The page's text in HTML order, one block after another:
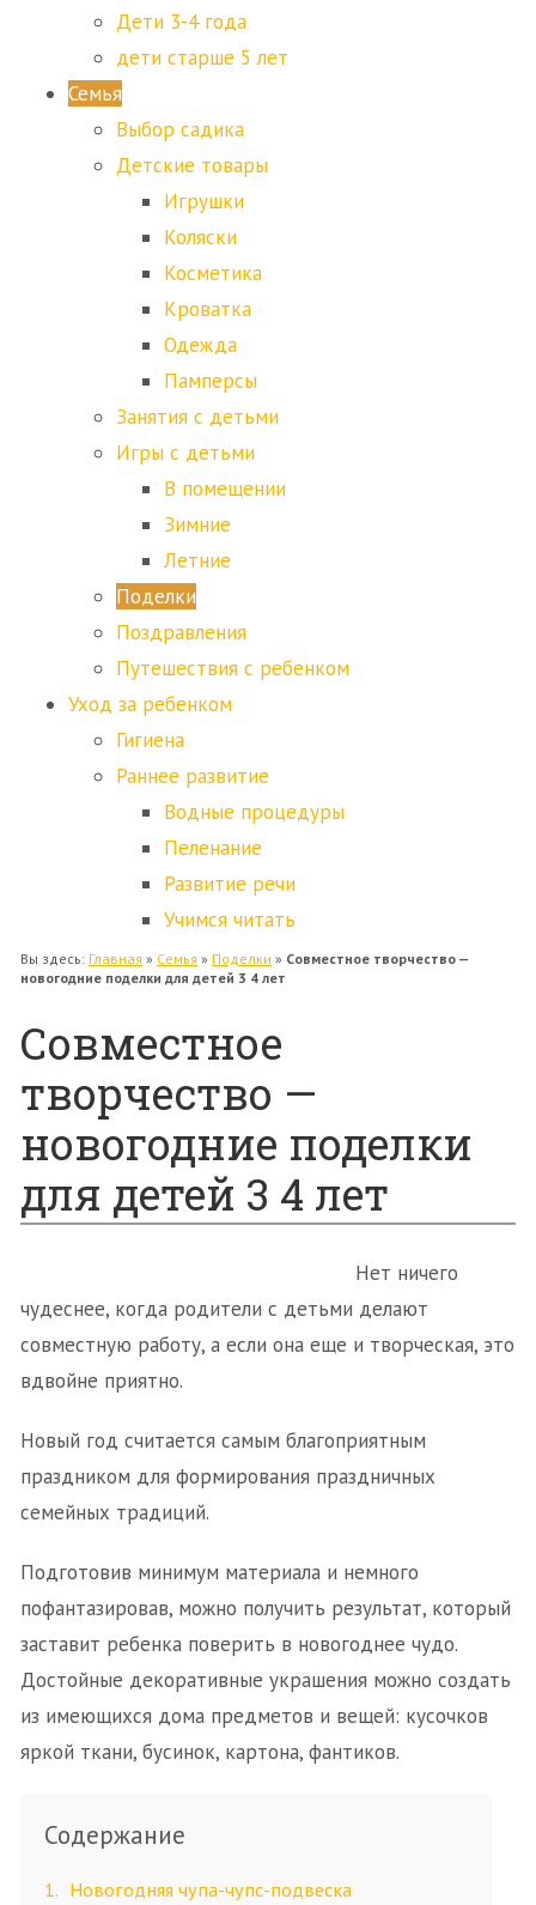
Дети 3-4 года
дети старше 5 лет
Семья
Выбор садика
Детские товары
Игрушки
Коляски
Косметика
Кроватка
Одежда
Памперсы
Занятия с детьми
Игры с детьми
В помещении
Зимние
Летние
Поделки
Поздравления
Путешествия с ребенком
Уход за ребенком
Гигиена
Раннее развитие
Водные процедуры
Пеленание
Развитие речи
Учимся читать
Вы здесь: Главная » Семья » Поделки » Совместное творчество —
новогодние поделки для детей 3 4 лет
Совместное
творчество —
новогодние поделки
для детей 3 4 лет
Нет ничего
чудеснее, когда родители с детьми делают
совместную работу, а если она еще и творческая, это
вдвойне приятно.
Новый год считается самым благоприятным
праздником для формирования праздничных
семейных традиций.
Подготовив минимум материала и немного
пофантазировав, можно получить результат, который
заставит ребенка поверить в новогоднее чудо.
Достойные декоративные украшения можно создать
из имеющихся дома предметов и вещей: кусочков
яркой ткани, бусинок, картона, фантиков.
Содержание
1
Новогодняя чупа-чупс-подвеска